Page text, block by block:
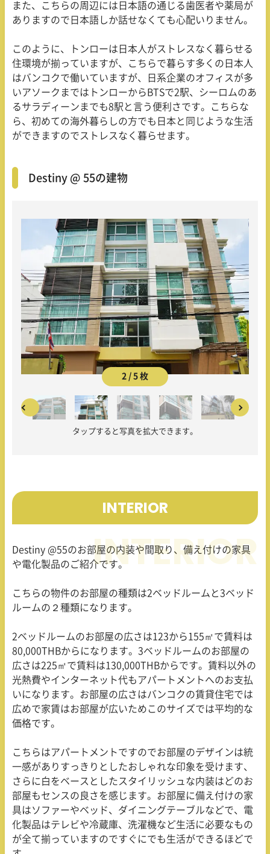
また、こちらの周辺には日本語の通じる歯医者や薬局が
ありますので日本語しか話せなくても心配いりません。
このように、トンローは日本人がストレスなく暮らせる
住環境が揃っていますが、こちらで暮らす多くの日本人
はバンコクで働いていますが、日系企業のオフィスが多
いアソークまではトンローからBTSで2駅、シーロムのあ
るサラディーンまでも8駅と言う便利さです。こちらな
ら、初めての海外暮らしの方でも日本と同じような生活
ができますのでストレスなく暮らせます。
Destiny @ 55の建物
2 / 5 枚
タップすると写真を拡大できます。
INTERIOR
Destiny @55のお部屋の内装や間取り、備え付けの家具
や電化製品のご紹介です。
こちらの物件のお部屋の種類は2ベッドルームと3ベッド
ルームの２種類になります。
2ベッドルームのお部屋の広さは123から155㎡で賃料は
80,000THBからになります。3ベッドルームのお部屋の
広さは225㎡で賃料は130,000THBからです。賃料以外の
光熱費やインターネット代もアパートメントへのお支払
いになります。お部屋の広さはバンコクの賃貸住宅では
広めで家賃はお部屋が広いためこのサイズでは平均的な
価格です。
こちらはアパートメントですのでお部屋のデザインは統
一感がありすっきりとしたおしゃれな印象を受けます、
さらに白をベースとしたスタイリッシュな内装はどのお
部屋もセンスの良さを感じます。お部屋に備え付けの家
具はソファーやベッド、ダイニングテーブルなどで、電
化製品はテレビや冷蔵庫、洗濯機など生活に必要なもの
が全て揃っていますのですぐにでも生活ができるほどで